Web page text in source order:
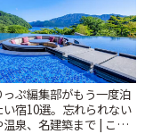
っぷ編集部がもう一度泊
い宿10選。忘れられない
泉、名建築まで | こと